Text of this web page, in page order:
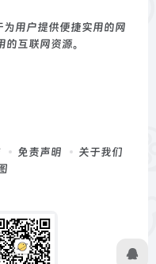
用户提供便捷实用的网
互联网资源。
免责声明
关于我们